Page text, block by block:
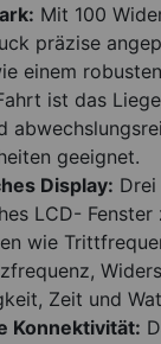
Mit 100
präzise
einem
ist das
geeignet.
Display: Drei
LCD- Fenster
wie
Zeit und
Konnektivität: